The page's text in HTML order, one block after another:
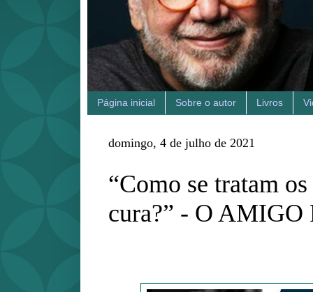
Página inicial Sobre o autor Livros
domingo, 4 de julho de 2021
“Como se tratam
cura?” - O AMIGO